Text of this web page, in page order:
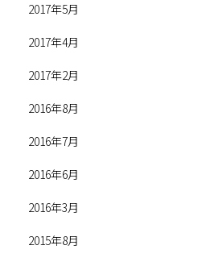
2017年5月
2017年4月
2017年2月
2016年8月
2016年7月
2016年6月
2016年3月
2015年8月